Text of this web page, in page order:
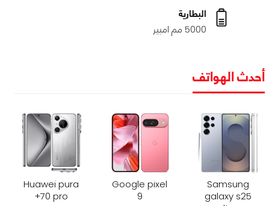
البطارية
5000 مم امبير
أحدث الهواتف
Samsung
galaxy s25
Google pixel
9
Huawei pura
70 pro+